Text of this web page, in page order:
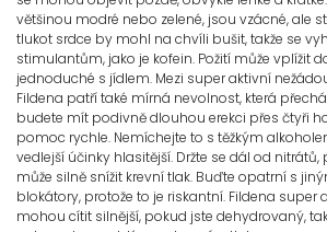
většinou modré nebo zelené, jsou vzácné, ale
tlukot srdce by mohl na chvíli bušit, takže se
stimulantům, jako je kofein. Požití může vplížit
jednoduché s jídlem. Mezi super aktivní
Fildena patří také mírná nevolnost, která
budete mít podivně dlouhou erekci přes čtyři
pomoc rychle. Nemíchejte to s těžkým
vedlejší účinky hlasitější. Držte se dál od
může silně snížit krevní tlak. Buďte opatrní s
blokátory, protože to je riskantní. Fildena super
mohou cítit silnější, pokud jste dehydrovaný,